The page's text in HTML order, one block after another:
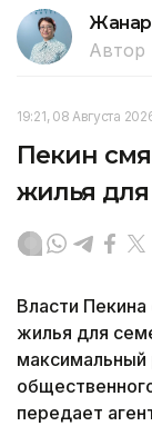
Автор
19:21, 08 Августа
Пекин
жилья
Власти Пекина
жилья для
максимальный
передает